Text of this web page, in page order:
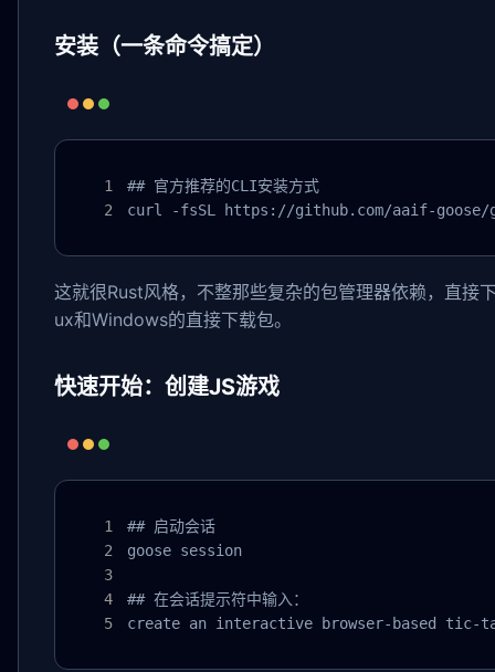
安装（一条命令搞定）
## 官方推荐的CLI安装方式
curl -fsSL https://github.com/aaif-goose/
这就很Rust风格，不整那些复杂的包管理器依赖，直
ux和Windows的直接下载包。
快速开始：创建JS游戏
## 启动会话
goose session
## 在会话提示符中输入：
create an interactive browser-based tic-